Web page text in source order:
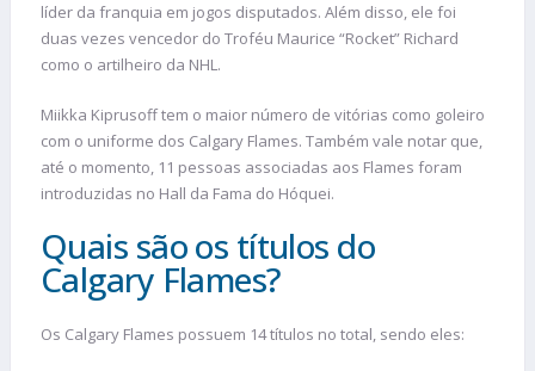
líder da franquia em jogos disputados. Além disso, ele foi
duas vezes vencedor do Troféu Maurice “Rocket” Richard
como o artilheiro da NHL.
Miikka Kiprusoff tem o maior número de vitórias como goleiro
com o uniforme dos Calgary Flames. Também vale notar que,
até o momento, 11 pessoas associadas aos Flames foram
introduzidas no Hall da Fama do Hóquei.
Quais são os títulos do
Calgary Flames?
Os Calgary Flames possuem 14 títulos no total, sendo eles: